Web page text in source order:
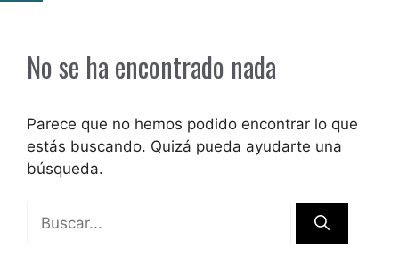
No se ha encontrado nada
Parece que no hemos podido encontrar lo que
estás buscando. Quizá pueda ayudarte una
búsqueda.
Buscar: